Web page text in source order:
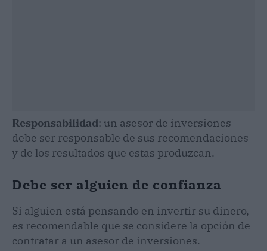
Responsabilidad: un asesor de inversiones
debe ser responsable de sus recomendaciones
y de los resultados que estas produzcan.
Debe ser alguien de confianza
Si alguien está pensando en invertir su dinero,
es recomendable que se considere la opción de
contratar a un asesor de inversiones.